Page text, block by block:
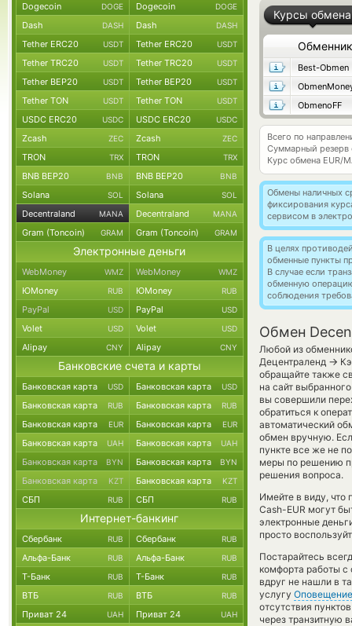
Курсы обмена
Обменник
Best-Obmen
ObmenoFF
Всего по
Суммарный резерв
Курс обмена EUR/
Обмены наличных
фиксирования
сервисом в
В целях
обменные пункты
В случае если
обменную
соблюдения
Обмен
Любой из
Децентраленд →
обращайте также
на сайт
вы совершили
обратиться к
автоматический
обмен вручную.
пункте все же не
меры по решению
решения вопроса.
Имейте в виду, что
Cash-EUR могут
электронные
просто
Постарайтесь
комфорта работы
вдруг не нашли в
услугу Оповещение
отсутствия
через транзитную
Dogecoin DOGE Dogecoin DOGE
Dash DASH Dash DASH
Tether ERC20 USDT Tether ERC20 USDT
Tether TRC20 USDT Tether TRC20 USDT
Tether BEP20 USDT Tether BEP20 USDT
Tether TON USDT Tether TON USDT
USDC ERC20 USDC USDC ERC20 USDC
Zcash ZEC Zcash ZEC
TRON TRX TRON TRX
BNB BEP20 BNB BNB BEP20 BNB
Solana SOL Solana SOL
Decentraland MANA Decentraland MANA
Gram (Toncoin) GRAM Gram (Toncoin) GRAM
Электронные деньги
WebMoney WMZ WebMoney WMZ
ЮMoney RUB ЮMoney RUB
PayPal USD PayPal USD
Volet USD Volet USD
Alipay CNY Alipay CNY
Банковские счета и карты
Банковская карта USD Банковская карта USD
Банковская карта RUB Банковская карта RUB
Банковская карта EUR Банковская карта EUR
Банковская карта UAH Банковская карта UAH
Банковская карта BYN Банковская карта BYN
Банковская карта KZT Банковская карта KZT
СБП RUB СБП RUB
Интернет-банкинг
Сбербанк RUB Сбербанк RUB
Альфа-Банк RUB Альфа-Банк RUB
Т-Банк RUB Т-Банк RUB
ВТБ RUB ВТБ RUB
Приват 24 UAH Приват 24 UAH